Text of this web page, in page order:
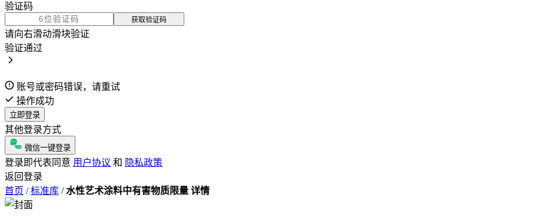
验证码
获取验证码
请向右滑动滑块验证
验证通过
账号或密码错误，请重试
操作成功
立即登录
其他登录方式
微信一键登录
登录即代表同意 用户协议 和 隐私政策
返回登录
首页 / 标准库 / 水性艺术涂料中有害物质限量 详情